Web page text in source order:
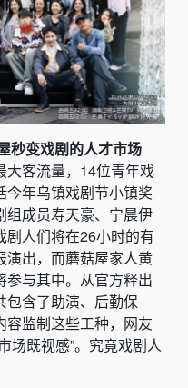
秒变戏剧的人才市场
大客流量，14位青年戏
年乌镇戏剧节小镇奖
组成员寿天豪、宁晨伊
人们将在26小时的有
演出，而蘑菇屋家人黄
与其中。从官方释出
包含了助演、后勤保
容监制这些工种，网友
场既视感”。究竟戏剧人